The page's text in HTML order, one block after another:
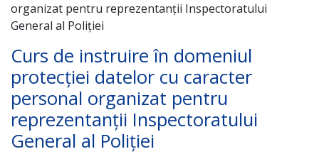
organizat pentru reprezentanții Inspectoratului
General al Poliției
Curs de instruire în domeniul
protecției datelor cu caracter
personal organizat pentru
reprezentanții Inspectoratului
General al Poliției